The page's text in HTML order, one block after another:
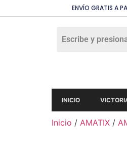
ENVÍO GRATIS A
INICIO
Inicio / AMATIX /